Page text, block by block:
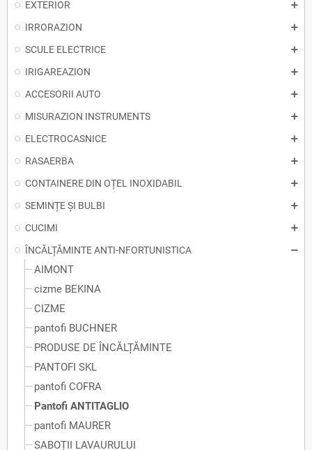
EXTERIOR
IRRORAZION
SCULE ELECTRICE
IRIGAREAZION
ACCESORII AUTO
MISURAZION INSTRUMENTS
ELECTROCASNICE
RASAERBA
CONTAINERE DIN OȚEL INOXIDABIL
SEMINȚE ȘI BULBI
CUCIMI
ÎNCĂLȚĂMINTE ANTI-NFORTUNISTICA
AIMONT
cizme BEKINA
CIZME
pantofi BUCHNER
PRODUSE DE ÎNCĂLȚĂMINTE
PANTOFI SKL
pantofi COFRA
Pantofi ANTITAGLIO
pantofi MAURER
SABOȚII LAVAURULUI